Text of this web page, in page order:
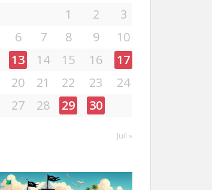
1 2
3
6 7 8 9
10
13 14 15 16
17
20 21 22 23
24
27 28 29 30
Juil »